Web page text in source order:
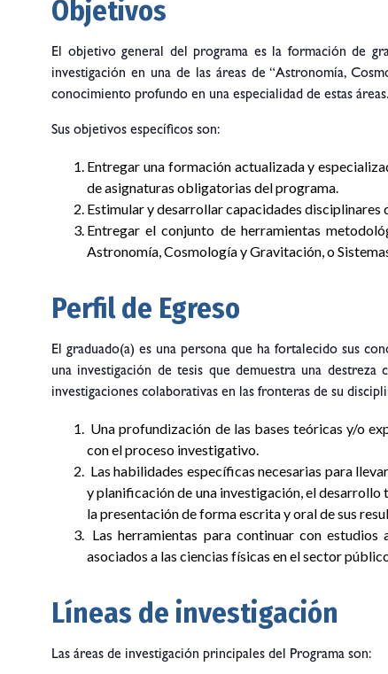
Objetivos
El objetivo general del programa es la formación de
investigación en una de las áreas de “Astronomía,
conocimiento profundo en una especialidad de estas áreas.
Sus objetivos específicos son:
Entregar una formación actualizada y
de asignaturas obligatorias del programa.
Estimular y desarrollar capacidades
Entregar el conjunto de herramientas
Astronomía, Cosmología y Gravitación, o
Perfil de Egreso
El graduado(a) es una persona que ha fortalecido sus
una investigación de tesis que demuestra una
investigaciones colaborativas en las fronteras de su
Una profundización de las bases teóricas y/o
con el proceso investigativo.
Las habilidades específicas necesarias para
y planificación de una investigación, el
la presentación de forma escrita y oral de sus
Las herramientas para continuar con
asociados a las ciencias físicas en el sector
Líneas de investigación
Las áreas de investigación principales del Programa son: